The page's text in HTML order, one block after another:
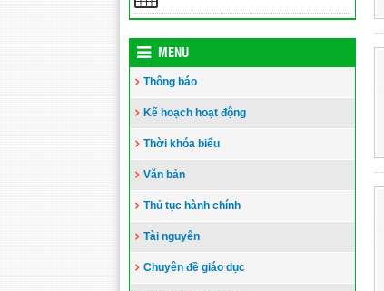
Thuận trước thềm năm học 2023-
2024(15/08/2023)
Đẩy nhanh tiến độ thi công “Công
trình xây nhà khuyến học năm 2023”
tặng học sinh nghèo vượt khó học giỏi
hiện chưa có nhà ở
MENU
Thông báo
Kế hoạch hoạt động
Thời khóa biểu
Văn bản
Thủ tục hành chính
Tài nguyên
Chuyên đề giáo dục